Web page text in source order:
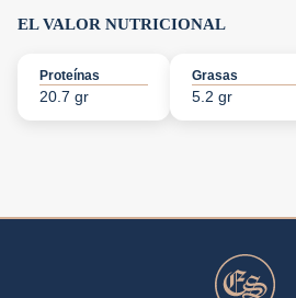
EL VALOR NUTRICIONAL
Proteínas
20.7 gr
Grasas
5.2 gr